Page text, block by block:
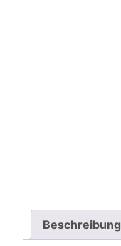
Beschreibung